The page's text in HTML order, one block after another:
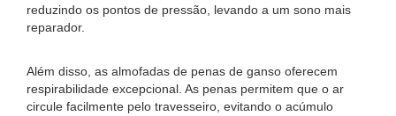
reduzindo os pontos de pressão, levando a um sono mais
reparador.
Além disso, as almofadas de penas de ganso oferecem
respirabilidade excepcional. As penas permitem que o ar
circule facilmente pelo travesseiro, evitando o acúmulo